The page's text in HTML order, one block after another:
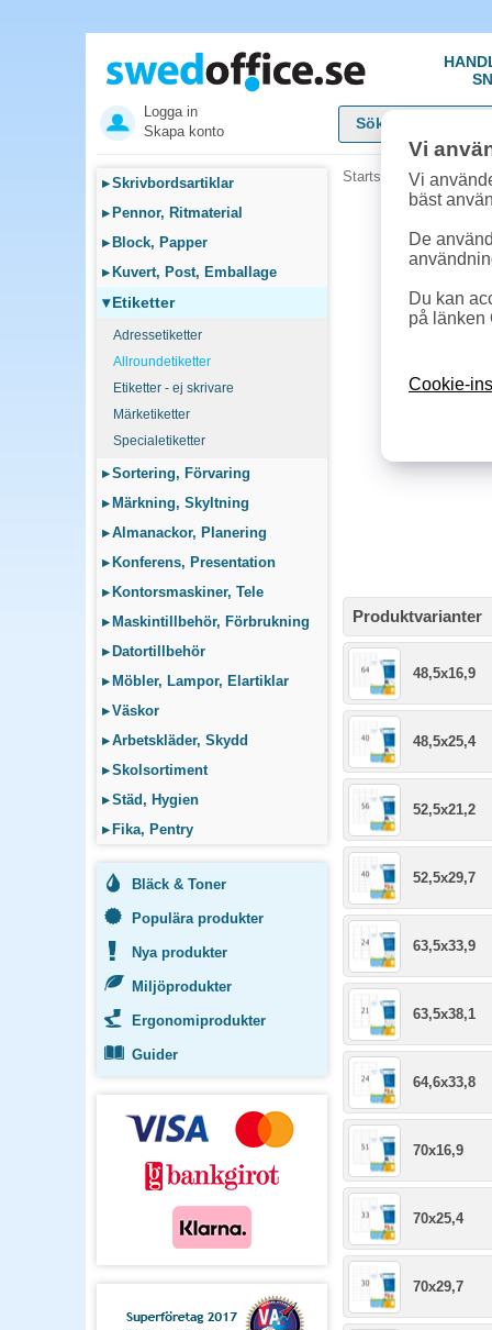
Logga in
Skapa konto
▸Skrivbordsartiklar
▸ Pennor, Ritmaterial
▸ Block, Papper
▸ Kuvert, Post, Emballage
▾Etiketter
Adressetiketter
Allroundetiketter
Etiketter - ej skrivare
Märketiketter
Specialetiketter
▸Sortering, Förvaring
▸ Märkning, Skyltning
▸Almanackor, Planering
▸ Konferens, Presentation
▸ Kontorsmaskiner, Tele
▸ Maskintillbehör, Förbrukning
▸ Datortillbehör
▸ Möbler, Lampor, Elartiklar
▸Väskor
▸Arbetskläder, Skydd
▸Skolsortiment
▸Städ, Hygien
▸ Fika, Pentry
Bläck & Toner
Populära produkter
Nya produkter
Miljöprodukter
Ergonomiprodukter
Guider
Startsida »Etiketter»
Produktvarianter
48,5x16,9
48,5x25,4
52,5x21,2
52,5x29,7
63,5x33,9
63,5x38,1
64,6x33,8
70x16,9
70x25,4
70x29,7
Vi
Vi
bäst
De
Du kan
på länken
Cookie-